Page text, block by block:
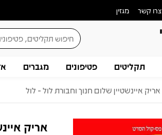
צרו קשר מגזין
תקליטים פטיפונים מגברים
אריק איינשטיין שלום חנוך וחבורת לול - לול
אריק